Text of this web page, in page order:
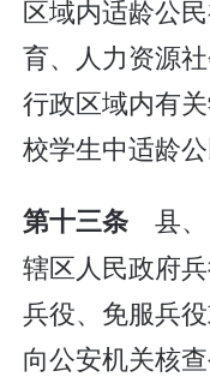
区域内适龄公
育、人力资源
行政区域内有
校学生中适龄公
第十三条县
辖区人民政府
兵役、免服兵
向公安机关核